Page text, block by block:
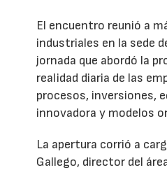
El encuentro reunió a
industriales en la sede
jornada que abordó la
realidad diaria de las
procesos, inversiones,
innovadora y modelos
La apertura corrió a
Gallego, director del